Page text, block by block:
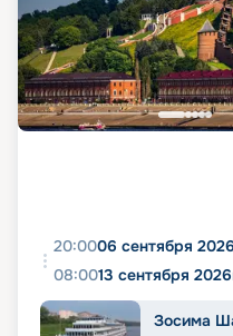
20:0006 сентября 2026
08:0013 сентября 2026
Зосима